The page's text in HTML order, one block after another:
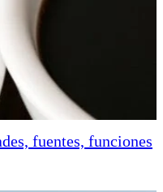
fuentes, funciones